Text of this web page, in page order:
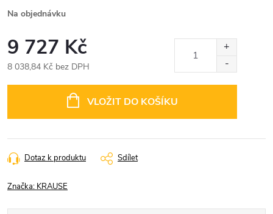
Na objednávku
9 727 Kč
8 038,84 Kč bez DPH
VLOŽIT DO KOŠÍKU
Dotaz k produktu Sdílet
Značka: KRAUSE